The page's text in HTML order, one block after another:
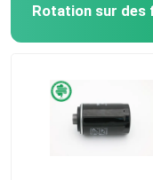
Rotation sur des